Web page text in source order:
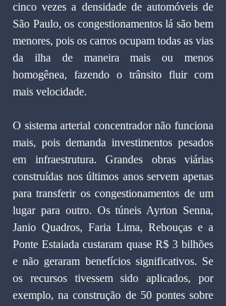
cinco vezes a densidade de automóveis de
São Paulo, os congestionamentos lá são bem
menores, pois os carros ocupam todas as vias
da ilha de maneira mais ou menos
homogênea, fazendo o trânsito fluir com
mais velocidade.
O sistema arterial concentrador não funciona
mais, pois demanda investimentos pesados
em infraestrutura. Grandes obras viárias
construídas nos últimos anos servem apenas
para transferir os congestionamentos de um
lugar para outro. Os túneis Ayrton Senna,
Janio Quadros, Faria Lima, Rebouças e a
Ponte Estaiada custaram quase R$ 3 bilhões
e não geraram benefícios significativos. Se
os recursos tivessem sido aplicados, por
exemplo, na construção de 50 pontes sobre